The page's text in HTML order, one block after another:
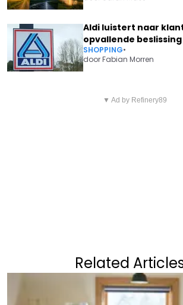
Aldi luistert naar
opvallende
SHOPPING•
doorFabian Morren
BART DE WEVER NEEMT
▼ Ad by Refinery89
Related